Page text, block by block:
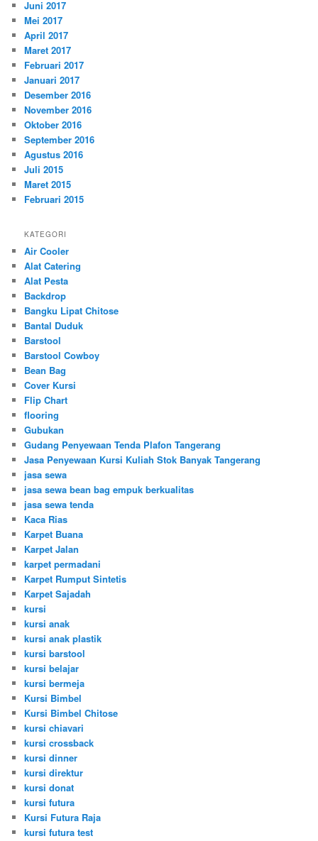
Juni 2017
Mei 2017
April 2017
Maret 2017
Februari 2017
Januari 2017
Desember 2016
November 2016
Oktober 2016
September 2016
Agustus 2016
Juli 2015
Maret 2015
Februari 2015
KATEGORI
Air Cooler
Alat Catering
Alat Pesta
Backdrop
Bangku Lipat Chitose
Bantal Duduk
Barstool
Barstool Cowboy
Bean Bag
Cover Kursi
Flip Chart
flooring
Gubukan
Gudang Penyewaan Tenda Plafon Tangerang
Jasa Penyewaan Kursi Kuliah Stok Banyak Tangerang
jasa sewa
jasa sewa bean bag empuk berkualitas
jasa sewa tenda
Kaca Rias
Karpet Buana
Karpet Jalan
karpet permadani
Karpet Rumput Sintetis
Karpet Sajadah
kursi
kursi anak
kursi anak plastik
kursi barstool
kursi belajar
kursi bermeja
Kursi Bimbel
Kursi Bimbel Chitose
kursi chiavari
kursi crossback
kursi dinner
kursi direktur
kursi donat
kursi futura
Kursi Futura Raja
kursi futura test